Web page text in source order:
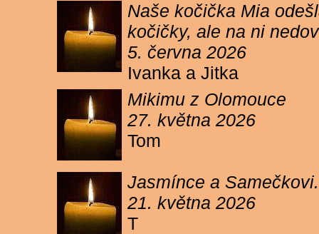
Naše kočička Mia
kočičky, ale na ni
5. června 2026
Ivanka a Jitka
Mikimu z Olomouce
27. května 2026
Tom
Jasmínce a
21. května 2026
T